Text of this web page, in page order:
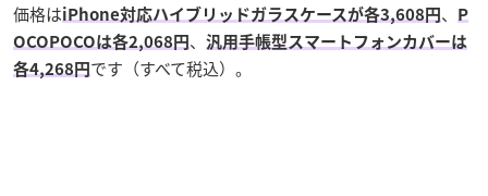
価格はiPhone対応ハイブリッドガラスケースが各3,608円 、
P
OCOPOCOは各2,068円 、
汎用手帳型スマートフォンカバーは
各4,268円 です（すべて税込）。